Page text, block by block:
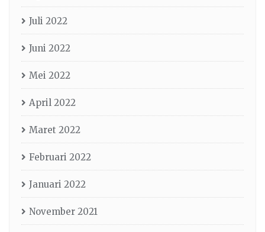
Juli 2022
Juni 2022
Mei 2022
April 2022
Maret 2022
Februari 2022
Januari 2022
November 2021